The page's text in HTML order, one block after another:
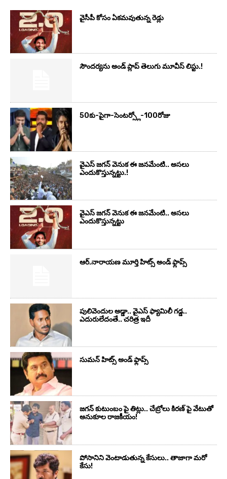
వైసీపీ కోసం ఏక‌మ‌వుతున్న రెడ్లు
సౌందర్యను అండ్‌ ప్లాప్‌ తెలుగు మూవీస్‌ లిస్టు.!
50కు-పైగా-సెంటర్స్లో-100రోజు
వైఎస్‌ జగన్‌ వెనుక ఈ జనమేంటి.. అసలు
ఎందుకొస్తున్నట్టు.!
వైఎస్‌ జగన్‌ వెనుక ఈ జనమేంటి.. అసలు
ఎందుకొస్తున్నట్టు
ఆర్‌.నారాయ‌ణ మూర్తి హిట్స్ అండ్ ఫ్లాప్స్‌
పులివెందుల అడ్డా.. వైఎస్ ఫ్యామిలీ గడ్డ..
ఎదురులేదంతే.. చరిత్ర ఇదీ
సుమ‌న్ హిట్స్ అండ్ ఫ్లాప్స్‌
జగన్ కుటుంబం పై తిట్లు.. చేబ్రోలు కిరణ్ పై వేటుతో
అనుకూల రాజకీయం!
పోసానిని వెంటాడుతున్న కేసులు.. తాజాగా మరో
కేసు!